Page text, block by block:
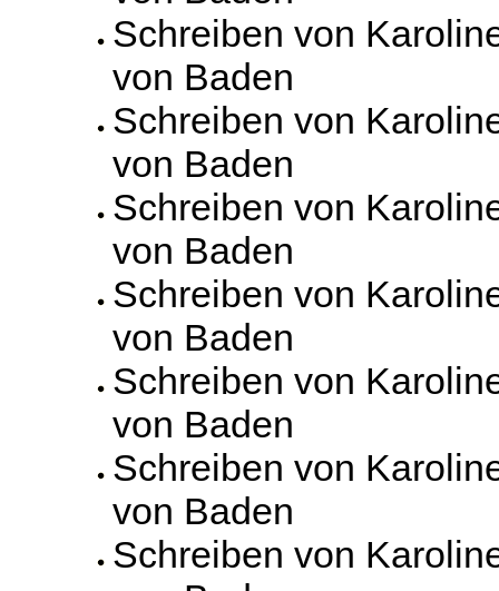
Schreiben von
von Baden
Schreiben von
von Baden
Schreiben von
von Baden
Schreiben von
von Baden
Schreiben von
von Baden
Schreiben von
von Baden
Schreiben von